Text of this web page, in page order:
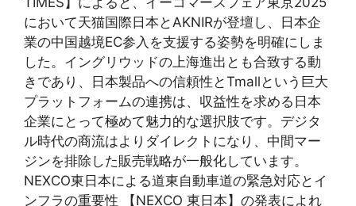
において天猫国際日本とAKNIRが登壇し、日本企
業の中国越境EC参入を支援する姿勢を明確にしま
した。イングリウッドの上海進出とも合致する動
きであり、日本製品への信頼性とTmallという巨大
プラットフォームの連携は、収益性を求める日本
企業にとって極めて魅力的な選択肢です。デジタ
ル時代の商流はよりダイレクトになり、中間マー
ジンを排除した販売戦略が一般化しています。
NEXCO東日本による道東自動車道の緊急対応とイ
ンフラの重要性 【NEXCO 東日本】の発表によれ